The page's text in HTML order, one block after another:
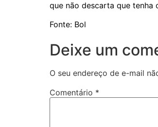
que não descarta que tenha
Fonte: Bol
Deixe um
O seu endereço de e-mail
Comentário *